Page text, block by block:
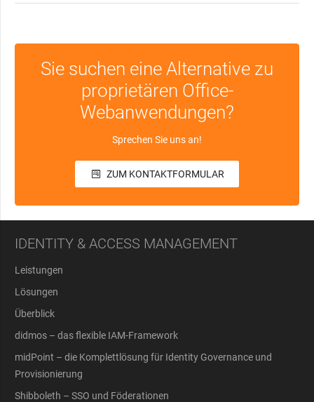
Sie suchen eine Alternative zu
proprietären Office-
Webanwendungen?
Sprechen Sie uns an!
ZUM KONTAKTFORMULAR
IDENTITY & ACCESS MANAGEMENT
Leistungen
Lösungen
Überblick
didmos – das flexible IAM-Framework
midPoint – die Komplettlösung für Identity Governance und
Provisionierung
Shibboleth – SSO und Föderationen